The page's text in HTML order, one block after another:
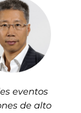
eventos
de alto